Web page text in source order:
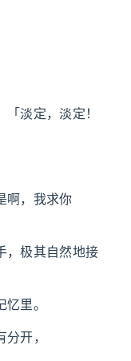
淡定，淡定！
啊，我求你
，极其自然地接
里。
开，